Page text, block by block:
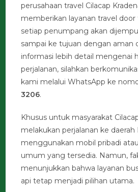
perusahaan travel Cilacap
memberikan layanan travel
setiap penumpang akan
sampai ke tujuan dengan aman
informasi lebih detail mengenai
perjalanan, silahkan
kami melalui WhatsApp ke
3206.
Khusus untuk masyarakat
melakukan perjalanan ke daerah
menggunakan mobil pribadi
umum yang tersedia. Namun,
menunjukkan bahwa layanan
api tetap menjadi pilihan utama.